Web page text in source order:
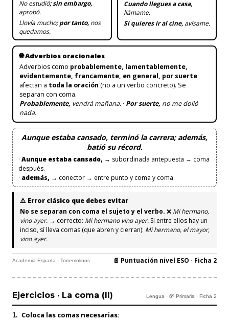
No estudió; sin embargo,
aprobó.
Llovía mucho; por tanto,nos
quedamos.
Cuando llegues a casa,
llámame.
Si quieres ir al cine,avísame.
🌐 Adverbios oracionales
Adverbios como probablemente, lamentablemente,
evidentemente, francamente, en general, por suerte
afectan a toda la oración (no a un verbo concreto). Se
separan con coma.
Probablemente, vendrá mañana.· Por suerte, no me dolió
nada.
Aunque estaba cansado, terminó la carrera; además,
batió su récord.
·Aunque estaba cansado, → subordinada antepuesta → coma
después.
· además, → conector → entre punto y coma y coma.
⚠️ Error clásico que debes evitar
No se separan con coma el sujeto y el verbo. ❌ Mi hermano,
vino ayer. → correcto: Mi hermano vino ayer. Si entre ellos hay un
inciso, sí lleva comas (que abren y cierran): Mi hermano, el mayor,
vino ayer.
Academia Esparta · Torremolinos 📄 Puntuación nivel ESO · Ficha 2
Ejercicios · La coma (II) Lengua · 6º Primaria · Ficha 2
1. Coloca las comas necesarias: